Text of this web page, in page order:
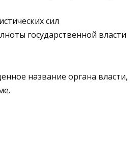
сил
государственной власти
название органа власти,